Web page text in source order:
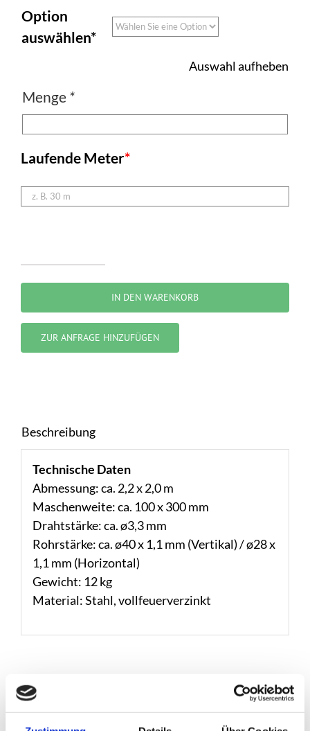
Option
auswählen*
Auswahl aufheben
Menge *
Laufende Meter*
„halblang“
Menge
IN DEN WARENKORB
ZUR ANFRAGE HINZUFÜGEN
Beschreibung
Technische Daten
Abmessung: ca. 2,2 x 2,0 m
Maschenweite: ca. 100 x 300 mm
Drahtstärke: ca. ø3,3 mm
Rohrstärke: ca. ø40 x 1,1 mm (Vertikal) / ø28 x
1,1 mm (Horizontal)
Gewicht: 12 kg
Material: Stahl, vollfeuerverzinkt
Ähnliche Produkte